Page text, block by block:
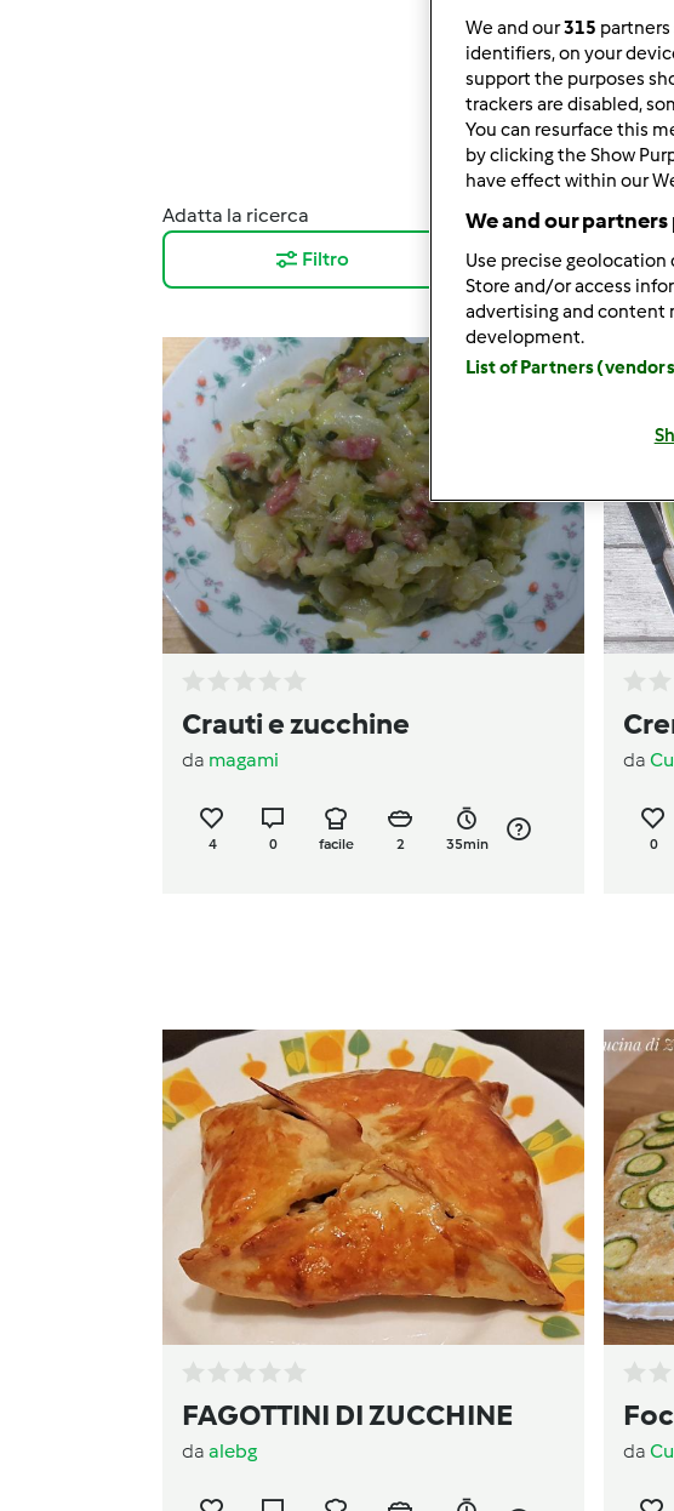
Adatta la ricerca
Filtro
Risultati per pagina:
12
Crauti e zucchine
da magami
4 0 facile 2 35min
da
0
FAGOTTINI DI ZUCCHINE
da alebg da
We and our315 partners
identifiers, on your
support the purposes
trackers are disabled,
You can resurface this
by clicking the Show
have effect within our
We and our
Use precise
Store and/or access
advertising and content
development.
List of Partners